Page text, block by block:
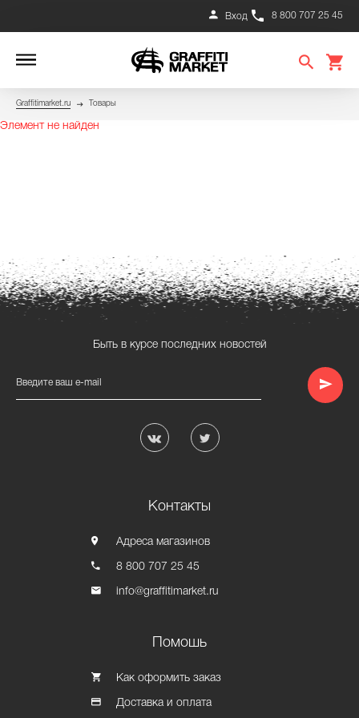
8 800 707 25 45
Вход
Graffitimarket.ru Товары
Элемент не найден
Быть в курсе последних новостей
Введите ваш e-mail
Контакты
Адреса магазинов
8 800 707 25 45
info@graffitimarket.ru
Помошь
Как оформить заказ
Доставка и оплата